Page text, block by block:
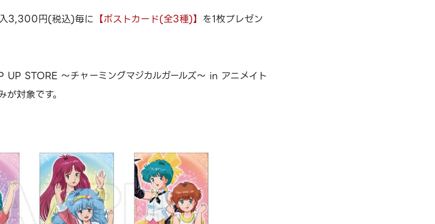
3,300円(税込)毎に 【ポストカード(全3種)】 を1枚プレゼン
STORE ～チャーミングマジカルガールズ～ in アニメイト
対象です。